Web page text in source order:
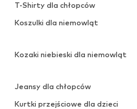
T-Shirty dla chłopców
Koszulki dla niemowląt
Kozaki niebieski dla niemowląt
Jeansy dla chłopców
Kurtki przejściowe dla dzieci